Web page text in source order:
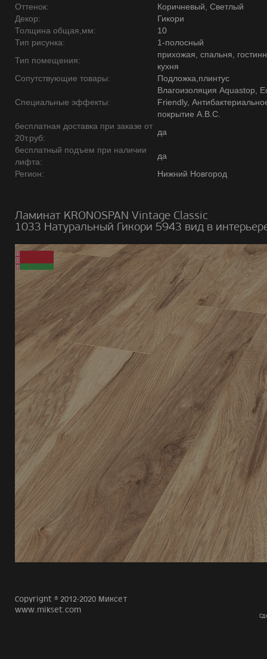
Оттенок:
Коричневый, Светлый
Декор:
Гикори
Толщина общая,мм:
10
Тип рисунка:
1-полосный
Тип помещения:
прихожая, спальня,
кухня
Сопутствующие товары:
Подложка,плинтус
Специальные эффекты:
Влагоизоляция Aquastop,
Friendly,
покрытие А.В.С.
бесплатная доставка при заказе от
20т.руб:
да
бесплатный подъем при наличии
лифта:
да
Регион:
Нижний Новгород
Ламинат KRONOSPAN Vintage Classic
1033 Натуральный Гикори 5943 вид в
Copyright © 2012-2020 Миксет
www.mikset.com